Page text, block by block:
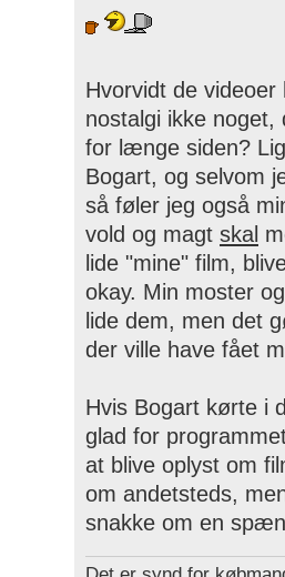
Hvorvidt de
nostalgi ikke
for længe siden?
Bogart, og selvom
så føler jeg også
vold og magt skal
lide "mine" film,
okay. Min moster
lide dem, men det
der ville have fået
Hvis Bogart kørte i
glad for
at blive oplyst om
om andetsteds,
snakke om en